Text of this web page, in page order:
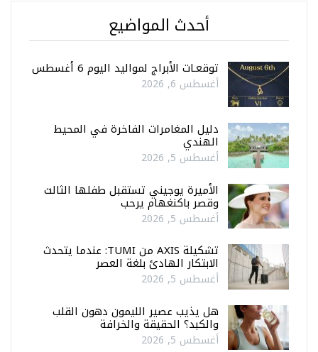
أحدث المواضيع
توقعـات الأبراج لمواليد اليوم 6 أغسطس
أغسطس 6, 2026
دليل المغامرات الفاخرة في المحيط
الهندي
أغسطس 5, 2026
الأميرة يوجيني تستقبل طفلها الثالث
وقصر باكنغهام يرحب
أغسطس 5, 2026
تشكيلة AXIS من TUMI: عندما يتحدث
الابتكار الهادئ بلغة العصر
أغسطس 5, 2026
هل يذيب عصير الليمون دهون القلب
والكبد؟ الحقيقة والخرافة
أغسطس 5, 2026